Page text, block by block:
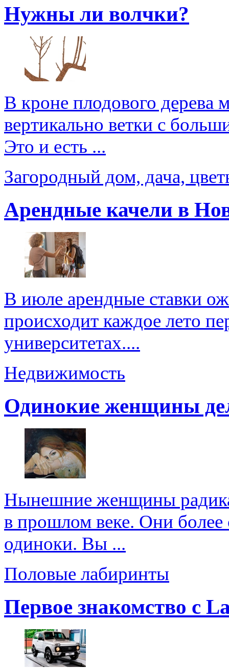
Нужны ли волчки?
В кроне плодового дерева
вертикально ветки с
Это и есть ...
Загородный дом, дача,
Арендные качели в
В июле арендные ставки
происходит каждое лето
университетах....
Недвижимость
Одинокие женщины
Нынешние женщины
в прошлом веке. Они более
одиноки. Вы ...
Половые лабиринты
Первое знакомство с